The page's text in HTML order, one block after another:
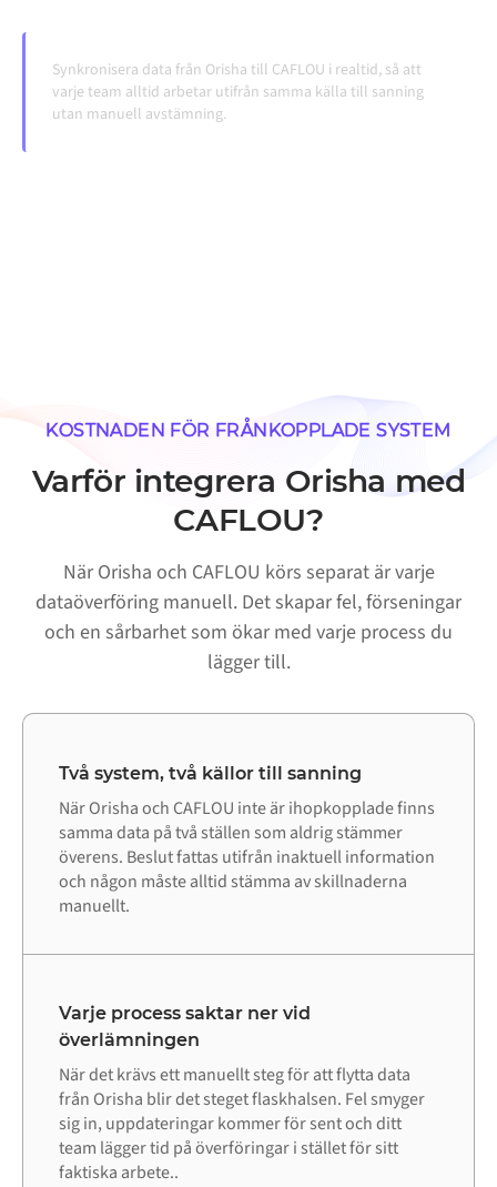
Synkronisera data från Orisha till CAFLOU i realtid, så att
varje team alltid arbetar utifrån samma källa till sanning
utan manuell avstämning.
KOSTNADEN FÖR FRÅNKOPPLADE SYSTEM
Varför integrera Orisha med
CAFLOU?
När Orisha och CAFLOU körs separat är varje
dataöverföring manuell. Det skapar fel, förseningar
och en sårbarhet som ökar med varje process du
lägger till.
Två system, två källor till sanning
När Orisha och CAFLOU inte är ihopkopplade finns
samma data på två ställen som aldrig stämmer
överens. Beslut fattas utifrån inaktuell information
och någon måste alltid stämma av skillnaderna
manuellt.
Varje process saktar ner vid
överlämningen
När det krävs ett manuellt steg för att flytta data
från Orisha blir det steget flaskhalsen. Fel smyger
sig in, uppdateringar kommer för sent och ditt
team lägger tid på överföringar i stället för sitt
faktiska arbete..